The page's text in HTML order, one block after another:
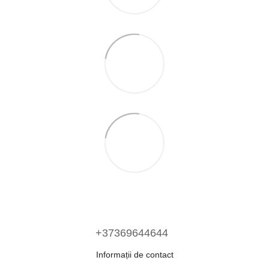
+37369644644
Informații de contact